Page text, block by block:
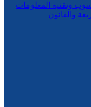
وتقنية المعلومات
والقانون